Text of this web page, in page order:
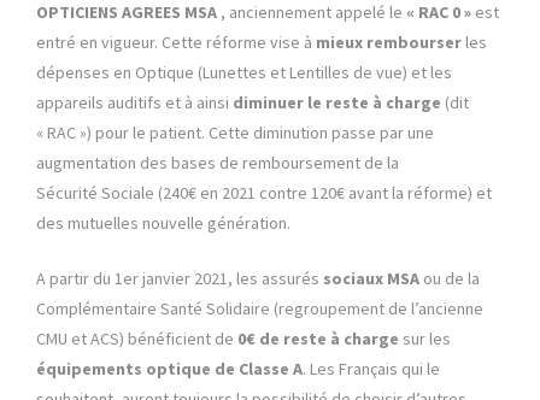
OPTICIENS AGREES MSA , anciennement appelé le « RAC 0 » est
entré en vigueur. Cette réforme vise à mieux rembourser les
dépenses en Optique (Lunettes et Lentilles de vue) et les
appareils auditifs et à ainsi diminuer le reste à charge (dit
« RAC ») pour le patient. Cette diminution passe par une
augmentation des bases de remboursement de la
Sécurité Sociale (240€ en 2021 contre 120€ avant la réforme) et
des mutuelles nouvelle génération.
A partir du 1er janvier 2021, les assurés sociaux MSA ou de la
Complémentaire Santé Solidaire (regroupement de l’ancienne
CMU et ACS) bénéficient de 0€ de reste à charge sur les
équipements optique de Classe A. Les Français qui le